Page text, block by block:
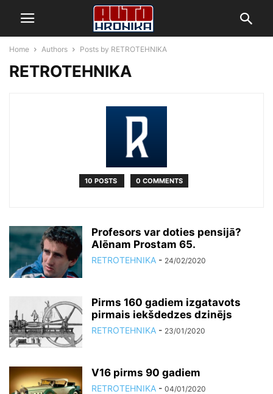
Home Authors Posts by RETROTEHNIKA
RETROTEHNIKA
10 POSTS 0 COMMENTS
Profesors var doties pensijā?
Alēnam Prostam 65.
RETROTEHNIKA - 24/02/2020
Pirms 160 gadiem izgatavots
pirmais iekšdedzes dzinējs
RETROTEHNIKA - 23/01/2020
V16 pirms 90 gadiem
RETROTEHNIKA - 04/01/2020